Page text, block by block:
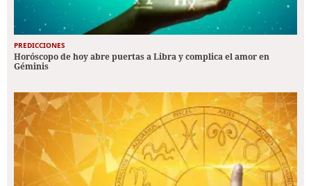
PREDICCIONES
Horóscopo de hoy abre puertas a Libra y complica el amor en
Géminis